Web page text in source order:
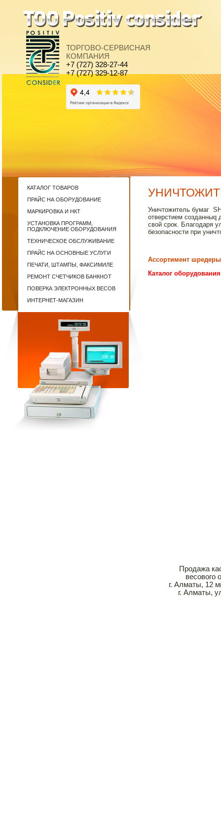
ТОРГОВО-СЕРВИСНАЯ
КОМПАНИЯ
+7 (727) 328-27-44
+7 (727) 329-12-87
КАТАЛОГ ТОВАРОВ
ПРАЙС НА ОБОРУДОВАНИЕ
МАРКИРОВКА И НКТ
УСТАНОВКА ПРОГРАММ,
ПОДКЛЮЧЕНИЕ ОБОРУДОВАНИЯ
ТЕХНИЧЕСКОЕ ОБСЛУЖИВАНИЕ
ПРАЙС НА ОСНОВНЫЕ УСЛУГИ
ПЕЧАТИ, ШТАМПЫ, ФАКСИМИЛЕ
РЕМОНТ СЧЕТЧИКОВ БАНКНОТ
ПОВЕРКА ЭЛЕКТРОННЫХ ВЕСОВ
ИНТЕРНЕТ-МАГАЗИН
Уничтожитель бумаг
отверстием созданныq
свой срок. Благодаря
безопасности при
Ассортимент
Каталог
Продажа
весового
г. Алматы, 12
г. Алматы,